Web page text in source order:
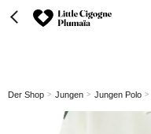
Der Shop Jungen Jungen Polo